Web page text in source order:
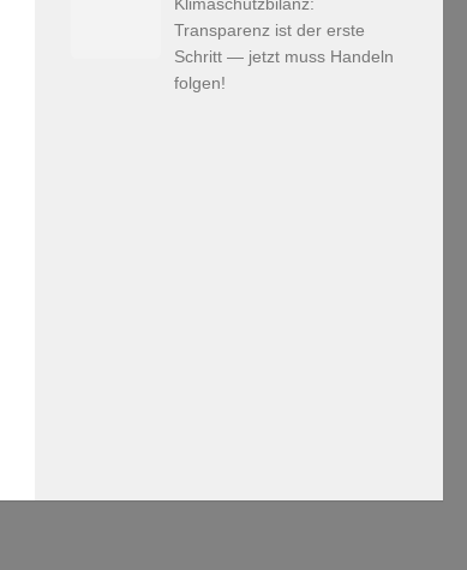
Transparenz ist der erste
Schritt — jetzt muss Handeln
folgen!